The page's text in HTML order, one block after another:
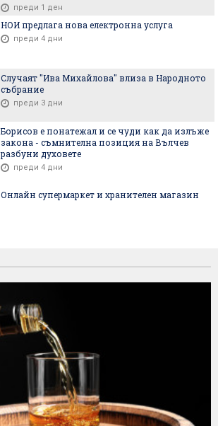
преди 1 ден
НОИ предлага нова електронна услуга
преди 4 дни
Случаят "Ива Михайлова" влиза в Народното
събрание
преди 3 дни
Борисов е понатежал и се чуди как да излъже
закона - съмнителна позиция на Вълчев
разбуни духовете
преди 4 дни
Онлайн супермаркет и хранителен магазин